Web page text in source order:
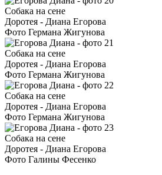
Собака на сене
Доротея - Диана Егорова
Фото Германа Жигунова
Собака на сене
Доротея - Диана Егорова
Фото Германа Жигунова
Собака на сене
Доротея - Диана Егорова
Фото Германа Жигунова
Собака на сене
Доротея - Диана Егорова
Фото Галины Фесенко